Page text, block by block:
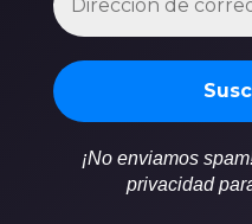
¡No enviamos
privacidad